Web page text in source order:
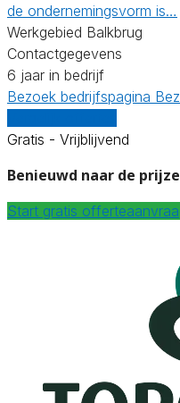
de ondernemingsvorm is…
Werkgebied Balkbrug
Contactgegevens
6 jaar in bedrijf
Bezoek bedrijfspagina
Gratis - Vrijblijvend
Benieuwd naar de
Start gratis